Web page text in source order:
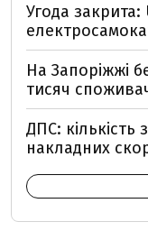
Угода
На Запоріжжі
тисяч
ДПС:
накладних